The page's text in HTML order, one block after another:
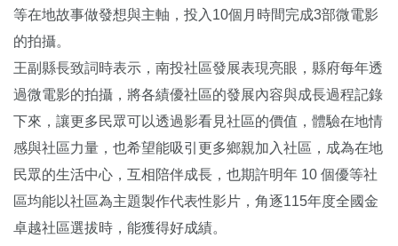
等在地故事做發想與主軸，投入10個月時間完成3部微電影
的拍攝。
王副縣長致詞時表示，南投社區發展表現亮眼，縣府每年透
過微電影的拍攝，將各績優社區的發展內容與成長過程記錄
下來，讓更多民眾可以透過影看見社區的價值，體驗在地情
感與社區力量，也希望能吸引更多鄉親加入社區，成為在地
民眾的生活中心，互相陪伴成長，也期許明年 10 個優等社
區均能以社區為主題製作代表性影片，角逐115年度全國金
卓越社區選拔時，能獲得好成績。